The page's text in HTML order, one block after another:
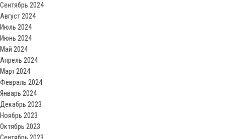
Сентябрь 2024
Август 2024
Июль 2024
Июнь 2024
Май 2024
Апрель 2024
Март 2024
Февраль 2024
Январь 2024
Декабрь 2023
Ноябрь 2023
Октябрь 2023